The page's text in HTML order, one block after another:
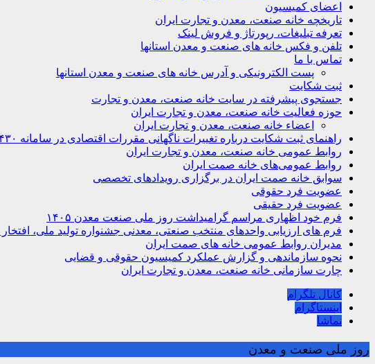
اعضای کمیسیون
تاریخچه خانه صنعت، معدن و تجارت ایران
تعرفه تبلیغات، رپورتاژ و فروش لینک
تلفن و فکس خانه های صنعت و معدن استانها
تماس با ما
پست الکترونیکی و آدرس خانه های صنعت و معدن استانها
ثبت شکایت
جستجوی پیشرفته در سایت خانه صنعت، معدن و تجارت
حوزه فعالیت خانه صنعت، معدن و تجارت ایران
اعضاء خانه صنعت، معدن و تجارت ایران
راهنمای ثبت شکایت درباره تغییرات ناگهانی مقررات اقتصادی در سامانه ۲۴۳۰
روابط عمومی خانه صنعت، معدن و تجارت ایران
روابط عمومی‌های خانه صمت ایران
سوابق خانه صمت ایران در برگزاری رویدادهای تخصصی
عضویت فرد حقوقی
عضویت فرد حقیقی
فرم خود اظهاری مراسم گرامیداشت روز ملی صنعت معدن ۱۴۰۵
فرم های ارزیابی واحدهای منتخب صنعتی، معدنی جشنواره تولید ملی،
مدیران روابط عمومی خانه های صمت ایران
نحوه سازماندهی و گزارش عملکرد کمیسیون حقوقی و قضایی
چارت سازمانی خانه صنعت، معدن و تجارت ایران
کانال تلگرام
اینستاگرام
نماشا
روز ملی صنعت و معدن